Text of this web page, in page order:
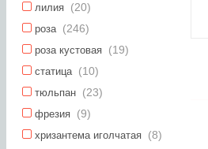
лилия (20)
роза (246)
роза кустовая (19)
статица (10)
тюльпан (23)
фрезия (9)
хризантема иголчатая (8)